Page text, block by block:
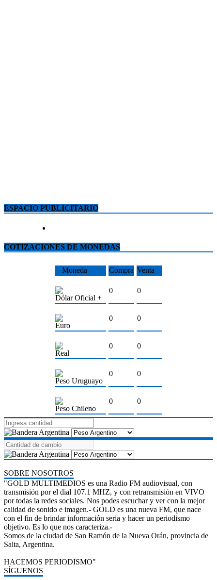
ESPACIO PUBLICITARIO
COTIZACIONES DE MONEDAS
Moneda Compra Venta
Dólar Oficial +
0 0
Euro
0 0
Real
0 0
Peso Uruguayo
0 0
Peso Chileno
0 0
SOBRE NOSOTROS
"GOLD MULTIMEDIOS es una Radio FM audiovisual, con
transmisión por el dial 107.1 MHZ, y con retransmisión en VIVO
por todas la redes sociales. Nos podes escuchar y ver con la mejor
calidad de sonido e imagen.- GOLD es una nueva FM, que nace
con el fin de brindar información seria y hacer un periodismo
objetivo. Es lo que nos caracteriza.-
Somos de la ciudad de San Ramón de la Nueva Orán, provincia de
Salta, Argentina.
HACEMOS PERIODISMO"
SÍGUENOS